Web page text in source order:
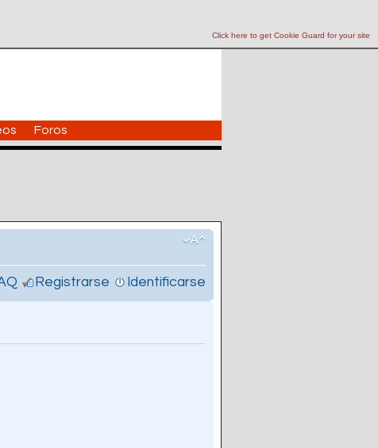
Click here to get Cookie Guard for your site
Foros
Registrarse Identificarse